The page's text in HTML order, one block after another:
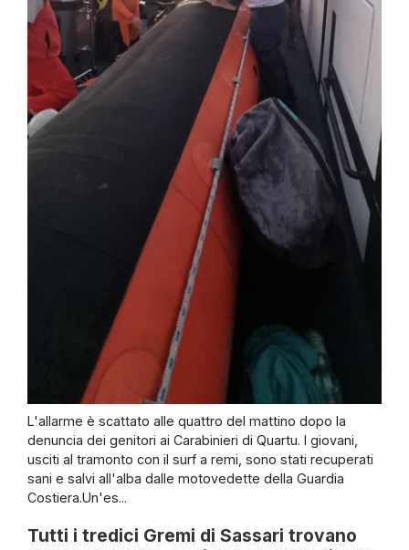
L'allarme è scattato alle quattro del mattino dopo la
denuncia dei genitori ai Carabinieri di Quartu. I giovani,
usciti al tramonto con il surf a remi, sono stati recuperati
sani e salvi all'alba dalle motovedette della Guardia
Costiera.Un'es...
Tutti i tredici Gremi di Sassari trovano